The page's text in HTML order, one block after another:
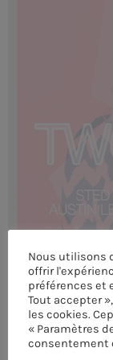
MUSIQUE
CUSTOM
RALIEZOT 92
Nous utilisons
offrir
préférences et
Tout accepter
les cookies.
« Paramètres
consentement